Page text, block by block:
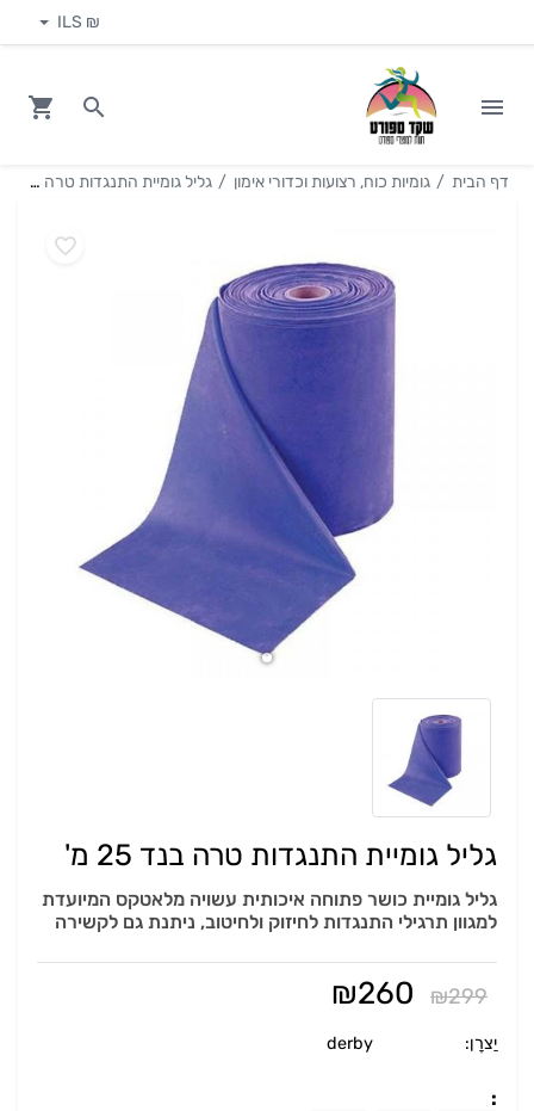
₪ ILS
דף הבית גומיות כוח, רצועות וכדורי אימון גליל גומיית התנגדות טרה בנד 25 מ'
גליל גומיית התנגדות טרה בנד 25 מ'
גליל גומיית כושר פתוחה איכותית עשויה מלאטקס המיועדת
למגוון תרגילי התנגדות לחיזוק ולחיטוב, ניתנת גם לקשירה
₪299
₪260
יַצרָן:
: